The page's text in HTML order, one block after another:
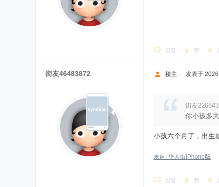
回复 赞
街友46483872 楼主 发表于
街友
你小孩多
小孩六个月了，出生
来自: 华人街iPhone版
回复 赞